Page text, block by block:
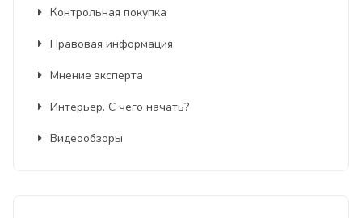
Контрольная покупка
Правовая информация
Мнение эксперта
Интерьер. С чего начать?
Видеообзоры